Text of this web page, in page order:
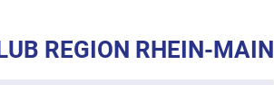
REGION RHEIN-MAIN